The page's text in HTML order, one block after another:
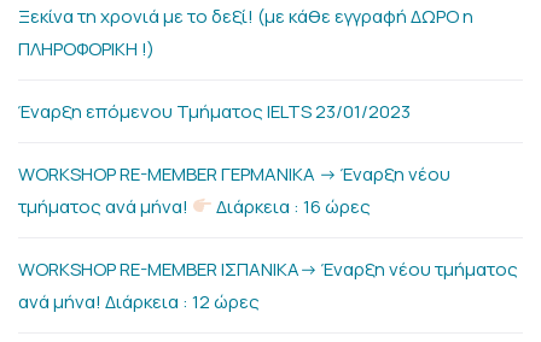
Ξεκίνα τη χρονιά με το δεξί! (με κάθε εγγραφή ΔΩΡΟ η
ΠΛΗΡΟΦΟΡΙΚΗ !)
Έναρξη επόμενου Τμήματος IELTS 23/01/2023
WORKSHOP RE-MEMBER ΓΕΡΜΑΝΙΚΑ -> Έναρξη νέου
τμήματος ανά μήνα!
Διάρκεια : 16 ώρες
WORKSHOP RE-MEMBER ΙΣΠΑΝΙΚΑ-> Έναρξη νέου τμήματος
ανά μήνα! Διάρκεια : 12 ώρες